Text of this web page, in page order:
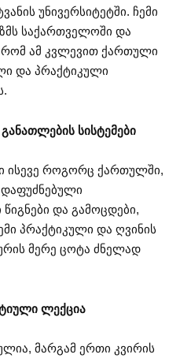
უნივერსიტეტში. ჩემი
საქართველოში და
რომ ამ კვლევით ქართული
და პრაქტიკული
სისტემები
ისევე როგორც ქართულში,
და გამოცდები,
პრაქტიკული და ღვინის
მერე ცოტა ძნელად
ლექცია
მარგამ ერთი კვირის